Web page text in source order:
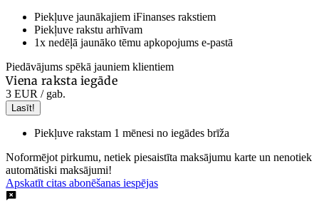
Piekļuve jaunākajiem iFinanses rakstiem
Piekļuve rakstu arhīvam
1x nedēļā jaunāko tēmu apkopojums e-pastā
Piedāvājums spēkā jauniem klientiem
Viena raksta iegāde
3 EUR / gab.
Lasīt!
Piekļuve rakstam 1 mēnesi no iegādes brīža
Noformējot pirkumu, netiek piesaistīta maksājumu karte un nenotiek
automātiski maksājumi!
Apskatīt citas abonēšanas iespējas